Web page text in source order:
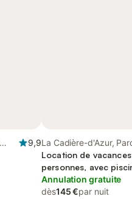
9,9La Cadière-d'Azur,
régional de la Sainte-
Location de
personnes, avec
terrasse et jardin
Annulation gratuite
dès145 €par nuit